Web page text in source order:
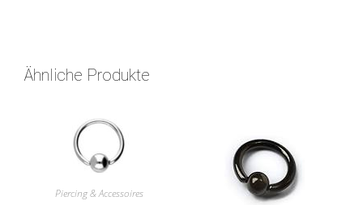
Ähnliche Produkte
Piercing & Accessoires